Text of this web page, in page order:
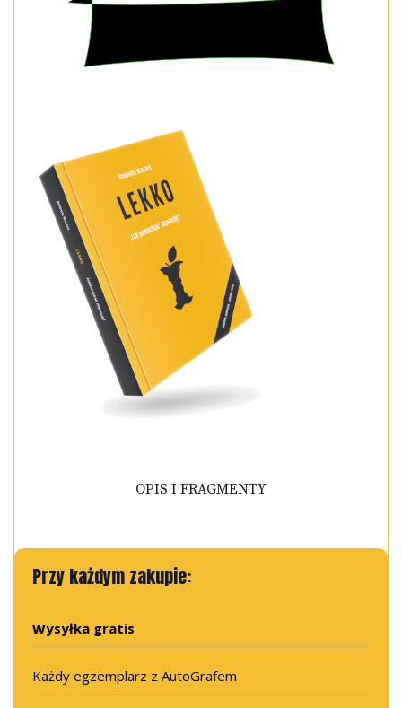
OPIS I FRAGMENTY
Przy każdym zakupie:
Wysyłka gratis
Każdy egzemplarz z AutoGrafem